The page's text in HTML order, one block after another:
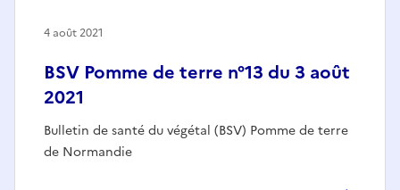
BSV Pomme de terre n°13 du 3 août
2021
Bulletin de santé du végétal (BSV) Pomme de terre
de Normandie
4 août 2021